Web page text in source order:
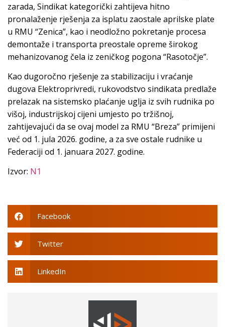
zarada, Sindikat kategorički zahtijeva hitno
pronalaženje rješenja za isplatu zaostale aprilske plate
u RMU “Zenica”, kao i neodložno pokretanje procesa
demontaže i transporta preostale opreme širokog
mehanizovanog čela iz zeničkog pogona “Rasotočje”.
Kao dugoročno rješenje za stabilizaciju i vraćanje
dugova Elektroprivredi, rukovodstvo sindikata predlaže
prelazak na sistemsko plaćanje uglja iz svih rudnika po
višoj, industrijskoj cijeni umjesto po tržišnoj,
zahtijevajući da se ovaj model za RMU “Breza” primijeni
već od 1. jula 2026. godine, a za sve ostale rudnike u
Federaciji od 1. januara 2027. godine.
Izvor: N1
Facebook
Twitter
LinkedIn